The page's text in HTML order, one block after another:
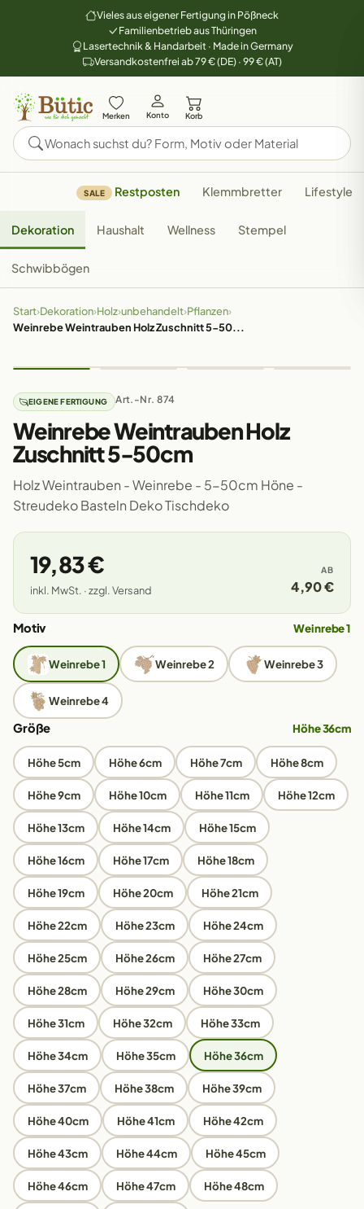
Vieles aus eigener Fertigung in Pößneck
Familienbetrieb aus Thüringen
Lasertechnik & Handarbeit · Made in Germany
Versandkostenfrei ab 79 € (DE) · 99 € (AT)
Merken Konto Korb
SALE Restposten Klemmbretter Lifestyle
Dekoration Haushalt Wellness Stempel
Schwibbögen
Start›Dekoration›Holz›unbehandelt›Pflanzen›
Weinrebe Weintrauben Holz Zuschnitt 5-50...
EIGENE FERTIGUNG Art.-Nr. 874
Weinrebe Weintrauben Holz
Zuschnitt 5-50cm
Holz Weintrauben - Weinrebe - 5-50cm Höne -
Streudeko Basteln Deko Tischdeko
19,83 €
inkl. MwSt. · zzgl. Versand
AB
4,90 €
Motiv Weinrebe 1
Weinrebe 1 Weinrebe 2 Weinrebe 3
Weinrebe 4
Größe Höhe 36cm
Höhe 5cm Höhe 6cm Höhe 7cm Höhe 8cm
Höhe 9cm Höhe 10cm Höhe 11cm Höhe 12cm
Höhe 13cm Höhe 14cm Höhe 15cm
Höhe 16cm Höhe 17cm Höhe 18cm
Höhe 19cm Höhe 20cm Höhe 21cm
Höhe 22cm Höhe 23cm Höhe 24cm
Höhe 25cm Höhe 26cm Höhe 27cm
Höhe 28cm Höhe 29cm Höhe 30cm
Höhe 31cm Höhe 32cm Höhe 33cm
Höhe 34cm Höhe 35cm Höhe 36cm
Höhe 37cm Höhe 38cm Höhe 39cm
Höhe 40cm Höhe 41cm Höhe 42cm
Höhe 43cm Höhe 44cm Höhe 45cm
Höhe 46cm Höhe 47cm Höhe 48cm